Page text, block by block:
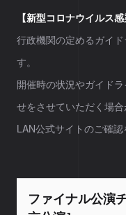
【新型コロナウイルス
行政機関の定めるガイ
す。
開催時の状況やガイド
せをさせていただく場
LAN公式サイトのご確
ファイナル公演